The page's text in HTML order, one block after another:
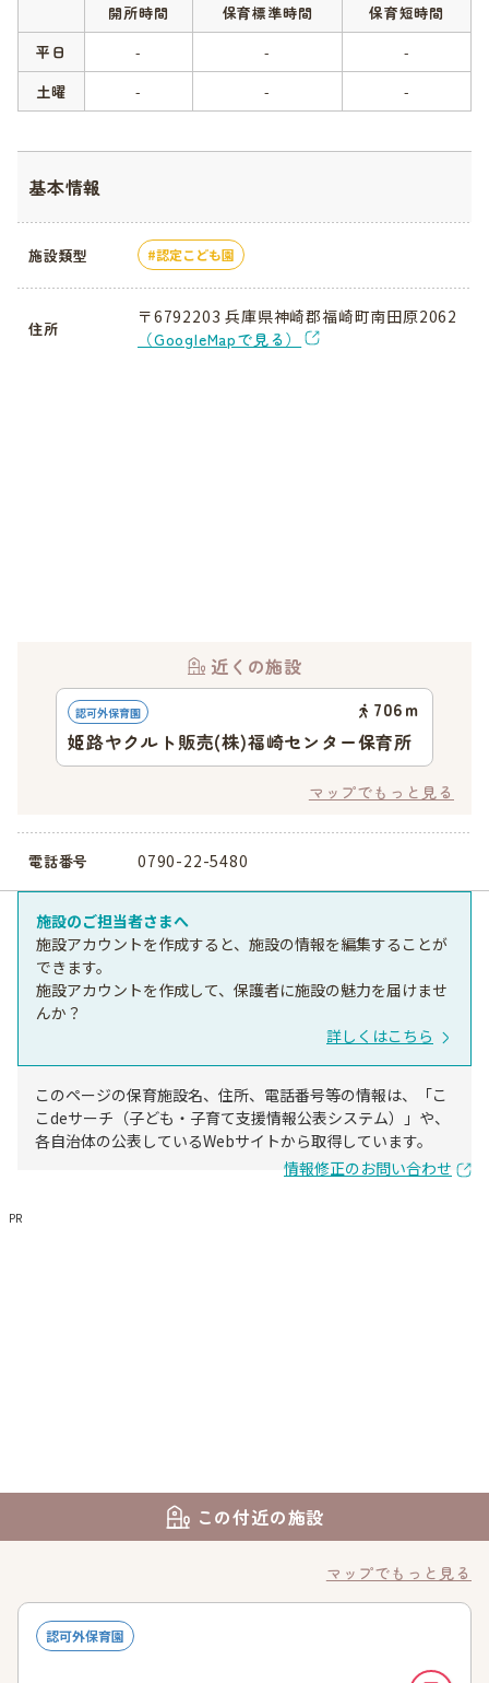
開所時間 保育標準時間
保育短時間
平日
- -
-
土曜
- - -
基本情報
施設類型 認定こども園
住所
〒6792203 兵庫県神崎郡福崎町南田原2062
（GoogleMapで見る）
近くの施設
認可外保育園 706ｍ
姫路ヤクルト販売(株)福崎センター保育所
マップでもっと見る
電話番号 0790-22-5480
施設のご担当者さまへ
施設アカウントを作成すると、施設の情報を編集することが
できます。
施設アカウントを作成して、保護者に施設の魅力を届けませ
んか？
詳しくはこちら
このページの保育施設名、住所、電話番号等の情報は、「こ
こdeサーチ（子ども・子育て支援情報公表システム）」や、
各自治体の公表しているWebサイトから取得しています。
情報修正のお問い合わせ
PR
この付近の施設
マップでもっと見る
認可外保育園